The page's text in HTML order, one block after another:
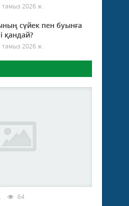
тамыз 2026 ж.
сүйек пен буынға
қандай?
тамыз 2026 ж.
64